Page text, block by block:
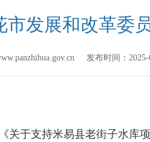
市发展和改革委
发布时间：
于支持米易县老街子水库项